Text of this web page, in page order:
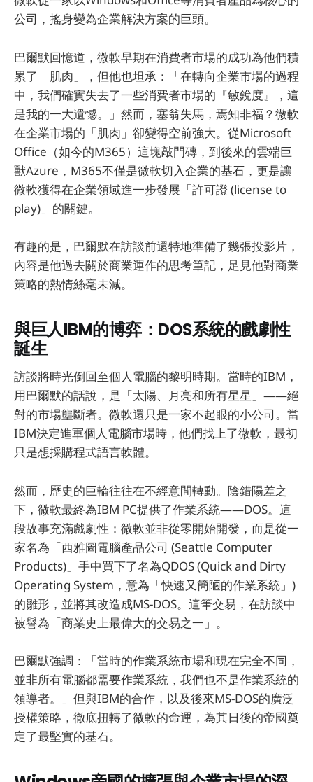
公司，搖身變為企業解決方案的巨頭。
巴爾默回憶道，微軟早期在消費者市場的成功為他們積
累了「肌肉」，但他也坦承：「在轉向企業市場的過程
中，我們確實失去了一些消費者市場的『敏銳度』，這
是我的一大遺憾。」然而，塞翁失馬，焉知非福？微軟
在企業市場的「肌肉」卻變得空前強大。從Microsoft
Office（如今的M365）這塊敲門磚，到後來的雲端巨
獸Azure，M365不僅是微軟切入企業的基石，更是讓
微軟獲得在企業領域進一步發展「許可證 (license to
play)」的關鍵。
有趣的是，巴爾默在訪談前還特地準備了幾張投影片，
內容是他過去關於商業運作的思考筆記，足見他對商業
策略的熱情絲毫未減。
與巨人IBM的博弈：DOS系統的戲劇性
誕生
訪談將時光倒回至個人電腦的黎明時期。當時的IBM，
用巴爾默的話說，是「太陽、月亮和所有星星」——絕
對的市場壟斷者。微軟還只是一家不起眼的小公司。當
IBM決定進軍個人電腦市場時，他們找上了微軟，最初
只是想採購程式語言軟體。
然而，歷史的巨輪往往在不經意間轉動。陰錯陽差之
下，微軟最終為IBM PC提供了作業系統——DOS。這
段故事充滿戲劇性：微軟並非從零開始開發，而是從一
家名為「西雅圖電腦產品公司 (Seattle Computer
Products)」手中買下了名為QDOS (Quick and Dirty
Operating System，意為「快速又簡陋的作業系統」)
的雛形，並將其改造成MS-DOS。這筆交易，在訪談中
被譽為「商業史上最偉大的交易之一」。
巴爾默強調：「當時的作業系統市場和現在完全不同，
並非所有電腦都需要作業系統，我們也不是作業系統的
領導者。」但與IBM的合作，以及後來MS-DOS的廣泛
授權策略，徹底扭轉了微軟的命運，為其日後的帝國奠
定了最堅實的基石。